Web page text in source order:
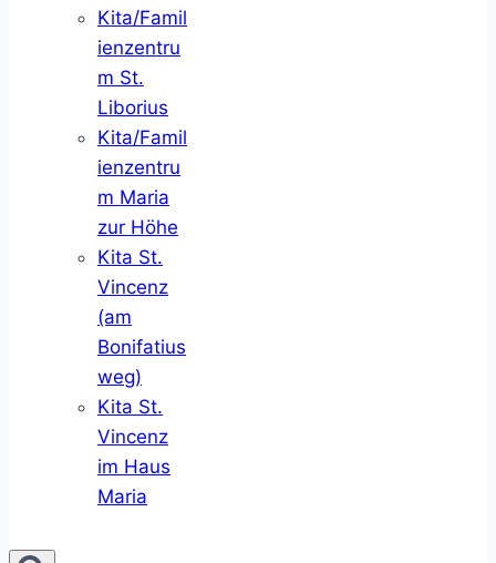
Kita/Famil
ienzentru
m St.
Liborius
Kita/Famil
ienzentru
m Maria
zur Höhe
Kita St.
Vincenz
(am
Bonifatius
weg)
Kita St.
Vincenz
im Haus
Maria